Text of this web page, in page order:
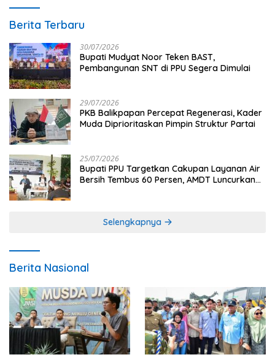
Berita Terbaru
30/07/2026
Bupati Mudyat Noor Teken BAST,
Pembangunan SNT di PPU Segera Dimulai
29/07/2026
PKB Balikpapan Percepat Regenerasi, Kader
Muda Diprioritaskan Pimpin Struktur Partai
25/07/2026
Bupati PPU Targetkan Cakupan Layanan Air
Bersih Tembus 60 Persen, AMDT Luncurkan
Selengkapnya
Berita Nasional